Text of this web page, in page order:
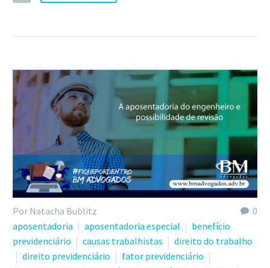
0
Por Natacha Bublitz
aposentadoria
aposentadoria especial
benefício
previdenciário
causas trabalhistas
direito do trabalho
direito previdenciário
fator previdenciário